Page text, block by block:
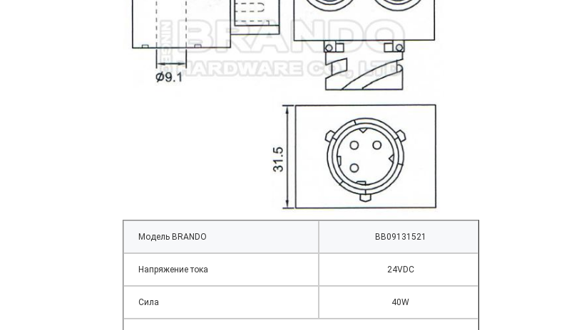
Модель BRANDO BB09131521
Напряжение тока 24VDC
Сила 40W